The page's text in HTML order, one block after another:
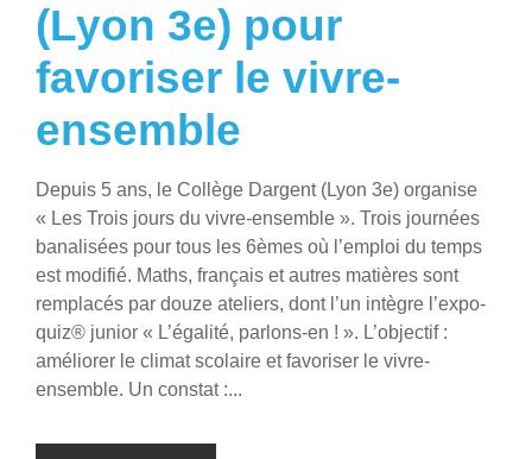
(Lyon 3e) pour
favoriser le vivre-
ensemble
Depuis 5 ans, le Collège Dargent (Lyon 3e) organise
« Les Trois jours du vivre-ensemble ». Trois journées
banalisées pour tous les 6èmes où l’emploi du temps
est modifié. Maths, français et autres matières sont
remplacés par douze ateliers, dont l’un intègre l’expo-
quiz® junior « L’égalité, parlons-en ! ». L’objectif :
améliorer le climat scolaire et favoriser le vivre-
ensemble. Un constat :...